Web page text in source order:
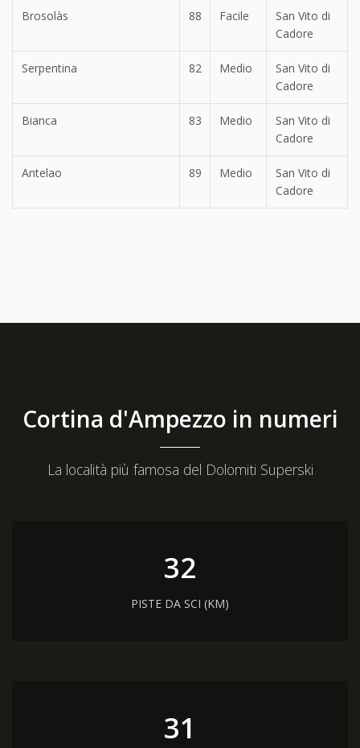
Brosolàs 88 Facile
San Vito di
Cadore
Serpentina 82 Medio
San Vito di
Cadore
Bianca 83 Medio
San Vito di
Cadore
Antelao 89 Medio
San Vito di
Cadore
Cortina d'Ampezzo in numeri
La località più famosa del Dolomiti Superski
45
PISTE DA SCI (KM)
36